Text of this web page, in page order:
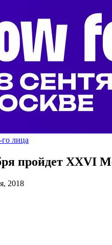
лица
пройдет XXVI
2018